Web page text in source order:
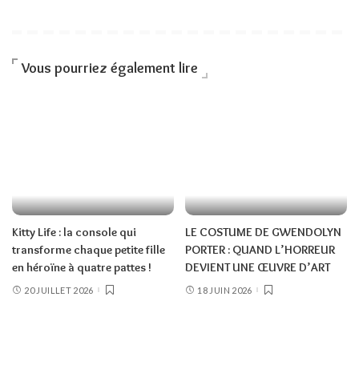
Vous pourriez également lire
Kitty Life : la console qui
transforme chaque petite fille
en héroïne à quatre pattes !
20 JUILLET 2026
LE COSTUME DE GWENDOLYN
PORTER : QUAND L’HORREUR
DEVIENT UNE ŒUVRE D’ART
18 JUIN 2026